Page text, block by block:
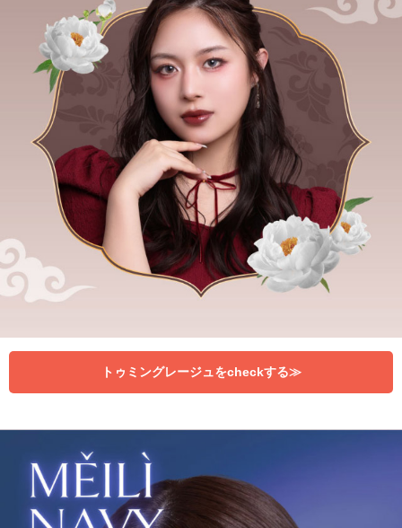
トゥミングレージュをcheckする≫